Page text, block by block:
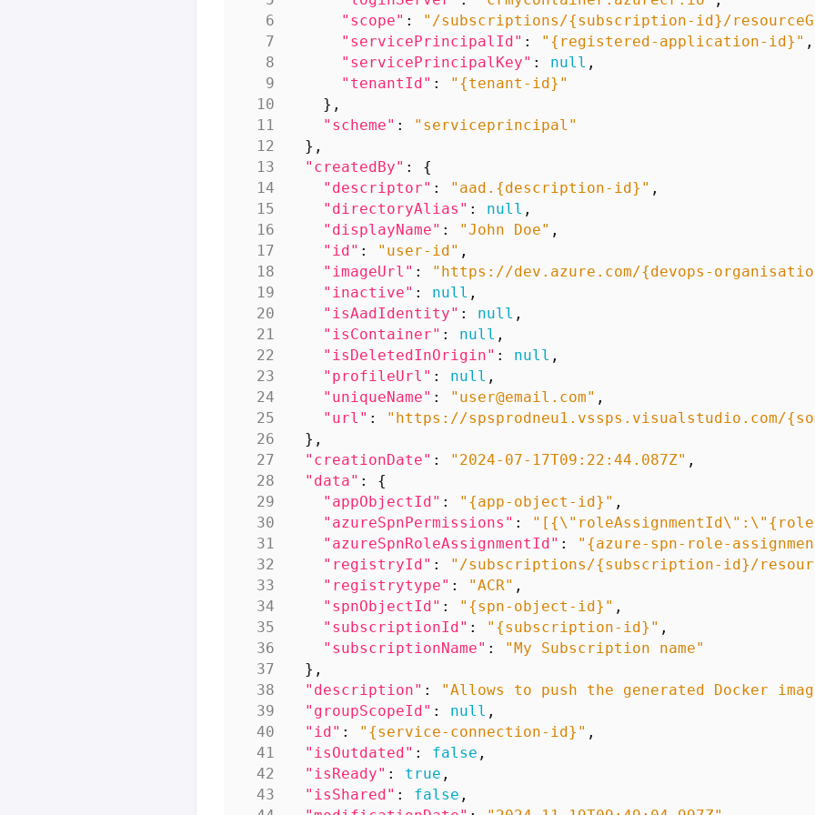
"scope" :
"/subscriptions/{subscription-id}/
"servicePrincipalId" : "{registered-application-id}" ,
"servicePrincipalKey" : null ,
"tenantId" :
"{tenant-id}"
},
"scheme" :
"serviceprincipal"
},
"createdBy" :
{
"descriptor" : "aad.{description-id}" ,
"directoryAlias" : null ,
"displayName" : "John Doe" ,
"id" : "user-id" ,
"imageUrl" :
"https://dev.azure.com/{devops-
"inactive" : null ,
"isAadIdentity" : null ,
"isContainer" : null ,
"isDeletedInOrigin" : null ,
"profileUrl" : null ,
"uniqueName" : "user@email.com" ,
"url" :
"https://spsprodneu1.vssps.visualstudio.com/
},
"creationDate" : "2024-07-17T09:22:44.087Z" ,
"data" :
{
"appObjectId" : "{app-object-id}" ,
"azureSpnPermissions" :
"azureSpnRoleAssignmentId" : "{azure-spn-role-
"registryId" :
"/subscriptions/{subscription-id}/
"registrytype" : "ACR" ,
"spnObjectId" : "{spn-object-id}" ,
"subscriptionId" : "{subscription-id}" ,
"subscriptionName" :
"My Subscription name"
},
"description" : "Allows to push the generated Docker
"groupScopeId" : null ,
"id" : "{service-connection-id}" ,
"isOutdated" : false ,
"isReady" : true ,
"isShared" : false ,